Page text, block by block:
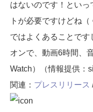
はないのです！とい
トが必要ですけどね
ではよくあることで
オンで、動画6時間、
Watch）（情報提供：
関連： プレスリリース